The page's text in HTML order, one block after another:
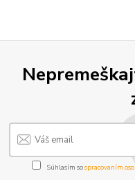
Súhlasím sospracovaním